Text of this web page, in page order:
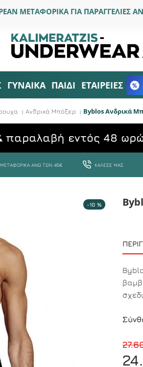
ΜΕΤΑΦΟΡΙΚΑ ΓΙΑ ΠΑΡΑΓΓΕΛΙΕΣ
ΓΥΝΑΙΚΑ ΠΑΙΔΙ ΕΤΑΙΡΕΙΕΣ
Ανδρικά Μπόξερ Byblos Ανδρικά
παραλαβή εντός 48
ΆΝΩ ΤΩΝ 45€ ΚΆΛΕΣΕ ΜΑΣ
-10 %